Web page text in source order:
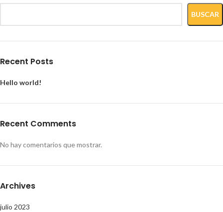
BUSCAR
Recent Posts
Hello world!
Recent Comments
No hay comentarios que mostrar.
Archives
julio 2023